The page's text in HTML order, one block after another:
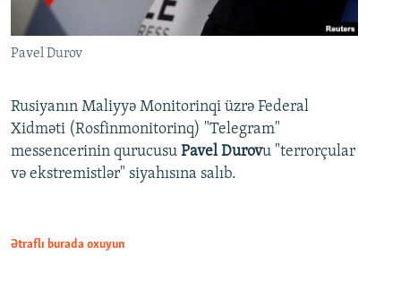
Pavel Durov
Rusiyanın Maliyyə Monitorinqi üzrə Federal
Xidməti (Rosfinmonitorinq) "Telegram"
messencerinin qurucusu Pavel Durovu "terrorçular
və ekstremistlər" siyahısına salıb.
Ətraflı burada oxuyun